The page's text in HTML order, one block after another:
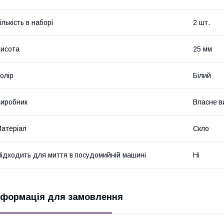
в наборі 2 шт.
25 мм
Білий
Власне
Скло
для миття в посудомийній машині Ні
для замовлення